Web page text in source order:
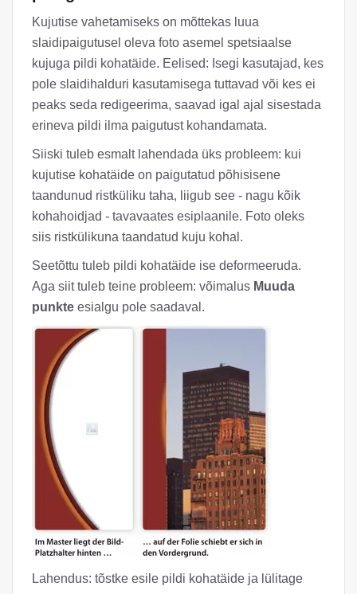
Kujutise vahetamiseks on mõttekas luua
slaidipaigutusel oleva foto asemel spetsiaalse
kujuga pildi kohatäide. Eelised: Isegi kasutajad, kes
pole slaidihalduri kasutamisega tuttavad või kes ei
peaks seda redigeerima, saavad igal ajal sisestada
erineva pildi ilma paigutust kohandamata.
Siiski tuleb esmalt lahendada üks probleem: kui
kujutise kohatäide on paigutatud põhisisene
taandunud ristküliku taha, liigub see - nagu kõik
kohahoidjad - tavavaates esiplaanile. Foto oleks
siis ristkülikuna taandatud kuju kohal.
Seetõttu tuleb pildi kohatäide ise deformeeruda.
Aga siit tuleb teine probleem: võimalus Muuda
punkte esialgu pole saadaval.
Lahendus: tõstke esile pildi kohatäide ja lülitage